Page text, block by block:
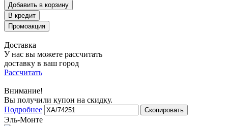
Добавить в корзину
Доставка
У нас вы можете рассчитать
доставку в ваш город
Рассчитать
Внимание!
Вы получили купон на скидку.
Подробнее
Скопировать
Эль-Монте